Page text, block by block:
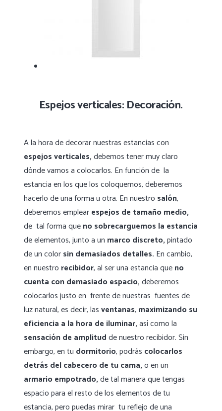
Espejos verticales: Decoración.
A la hora de decorar nuestras estancias con
espejos verticales,debemos tener muy claro
dónde vamos a colocarlos. En función de la
estancia en los que los coloquemos, deberemos
hacerlo de una forma u otra. En nuestro salón,
deberemos emplearespejos de tamaño medio,
de tal forma queno sobrecarguemos la estancia
de elementos, junto a un marco discreto,pintado
de un colorsin demasiados detalles. En cambio,
en nuestro recibidor, al ser una estancia queno
cuenta con demasiado espacio,deberemos
colocarlos justo en frente de nuestras fuentes de
luz natural, es decir, lasventanas, maximizando su
eficiencia a la hora de iluminar,así como la
sensación de amplitudde nuestro recibidor. Sin
embargo, en tu dormitorio, podrás colocarlos
detrás del cabecero de tu cama,o en un
armario empotrado,de tal manera que tengas
espacio para el resto de los elementos de tu
estancia, pero puedas mirar tu reflejo de una